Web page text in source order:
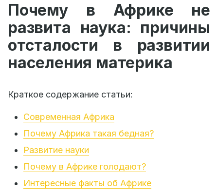
Почему в Африке не
развита наука: причины
отсталости в развитии
населения материка
Краткое содержание статьи:
Современная Африка
Почему Африка такая бедная?
Развитие науки
Почему в Африке голодают?
Интересные факты об Африке